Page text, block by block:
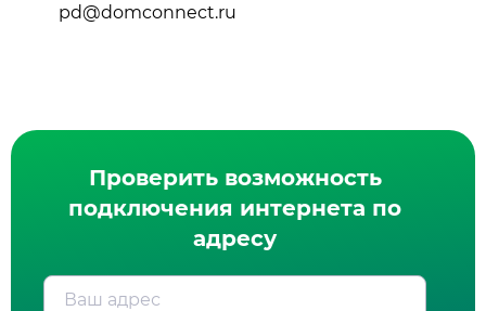
pd@domconnect.ru
Проверить возможность
подключения интернета по
адресу
Ваш адрес